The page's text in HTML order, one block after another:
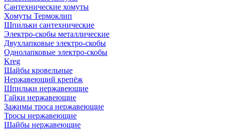
Сантехнические хомуты
Хомуты Термоклип
Шпильки сантехнические
Электро-скобы металлические
Двухлапковые электро-скобы
Однолапковые электро-скобы
Kreg
Шайбы кровельные
Нержавеющий крепёж
Шпильки нержавеющие
Гайки нержавеющие
Зажимы троса нержавеющие
Тросы нержавеющие
Шайбы нержавеющие